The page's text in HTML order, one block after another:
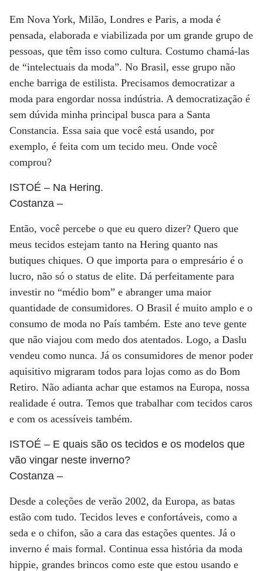
Em Nova York, Milão, Londres e Paris, a moda é
pensada, elaborada e viabilizada por um grande grupo de
pessoas, que têm isso como cultura. Costumo chamá-las
de “intelectuais da moda”. No Brasil, esse grupo não
enche barriga de estilista. Precisamos democratizar a
moda para engordar nossa indústria. A democratização é
sem dúvida minha principal busca para a Santa
Constancia. Essa saia que você está usando, por
exemplo, é feita com um tecido meu. Onde você
comprou?
ISTOÉ – Na Hering.
Costanza –
Então, você percebe o que eu quero dizer? Quero que
meus tecidos estejam tanto na Hering quanto nas
butiques chiques. O que importa para o empresário é o
lucro, não só o status de elite. Dá perfeitamente para
investir no “médio bom” e abranger uma maior
quantidade de consumidores. O Brasil é muito amplo e o
consumo de moda no País também. Este ano teve gente
que não viajou com medo dos atentados. Logo, a Daslu
vendeu como nunca. Já os consumidores de menor poder
aquisitivo migraram todos para lojas como as do Bom
Retiro. Não adianta achar que estamos na Europa, nossa
realidade é outra. Temos que trabalhar com tecidos caros
e com os acessíveis também.
ISTOÉ – E quais são os tecidos e os modelos que
vão vingar neste inverno?
Costanza –
Desde a coleções de verão 2002, da Europa, as batas
estão com tudo. Tecidos leves e confortáveis, como a
seda e o chifon, são a cara das estações quentes. Já o
inverno é mais formal. Continua essa história da moda
hippie, grandes brincos como este que estou usando e